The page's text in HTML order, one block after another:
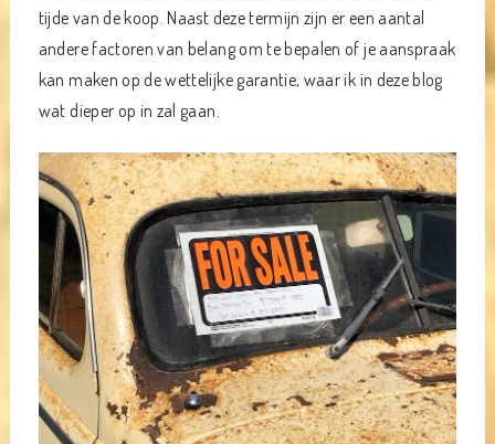
tijde van de koop. Naast deze termijn zijn er een aantal
andere factoren van belang om te bepalen of je aanspraak
kan maken op de wettelijke garantie, waar ik in deze blog
wat dieper op in zal gaan.